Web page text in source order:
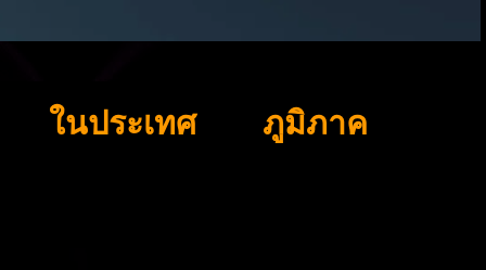
ในประเทศ ภูมิภาค